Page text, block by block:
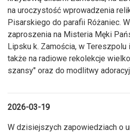
na uroczystość wprowadzenia
Pisarskiego do parafii Różaniec.
zaproszenia na Misteria Męki
Lipsku k. Zamościa, w Tereszpolu
także na radiowe rekolekcje
szansy" oraz do modlitwy
2026-03-19
W dzisiejszych zapowiedziach o